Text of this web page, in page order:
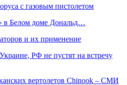
с газовым пистолетом
в Белом доме Дональд…
и их применение
РФ не пустят на встречу
вертолетов Chinook – СМИ